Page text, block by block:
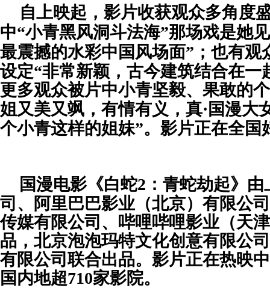
自上映起，影片收获观众多角度
中“小青黑风洞斗法海”那场戏是她
最震撼的水彩中国风场面”；也有观
设定“非常新颖，古今建筑结合在一
更多观众被片中小青坚毅、果敢的
姐又美又飒，有情有义，真·国漫大
个小青这样的姐妹”。影片正在全国
国漫电影《白蛇2：青蛇劫起》
司、阿里巴巴影业（北京）有限公
传媒有限公司、哔哩哔哩影业（天
品，北京泡泡玛特文化创意有限公
有限公司联合出品。影片正在热映
国内地超710家影院。